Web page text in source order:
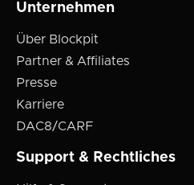
Unternehmen
Über Blockpit
Partner & Affiliates
Presse
Karriere
DAC8/CARF
Support & Rechtliches